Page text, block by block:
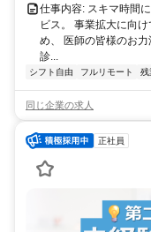
仕事内容: スキマ時間
ビス。 事業拡大に向
め、 医師の皆様のお
診...
シフト自由 フルリモート 残
同じ企業の求人
正社員